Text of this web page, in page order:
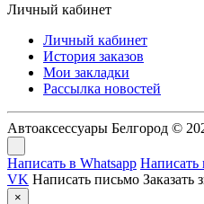
Личный кабинет
Личный кабинет
История заказов
Мои закладки
Рассылка новостей
Автоаксессуары Белгород ©
Написать в Whatsapp Написать
VK Написать письмо Заказать
×